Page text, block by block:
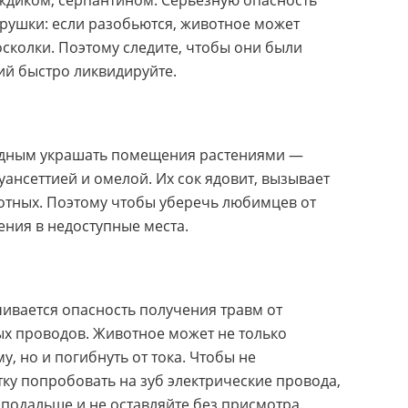
если разобьются, животное может
Поэтому следите, чтобы они были
быстро ликвидируйте.
украшать помещения растениями —
и омелой. Их сок ядовит, вызывает
Поэтому чтобы уберечь любимцев от
в недоступные места.
опасность получения травм от
проводов. Животное может не только
но и погибнуть от тока. Чтобы не
попробовать на зуб электрические провода,